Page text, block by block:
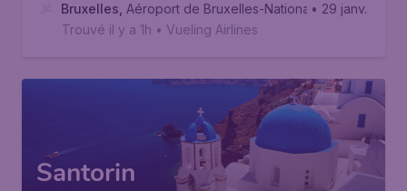
Bruxelles Aéroport de Bruxelles-National • 29 janv.
Trouvé il y a 1h • Vueling Airlines
Santorin